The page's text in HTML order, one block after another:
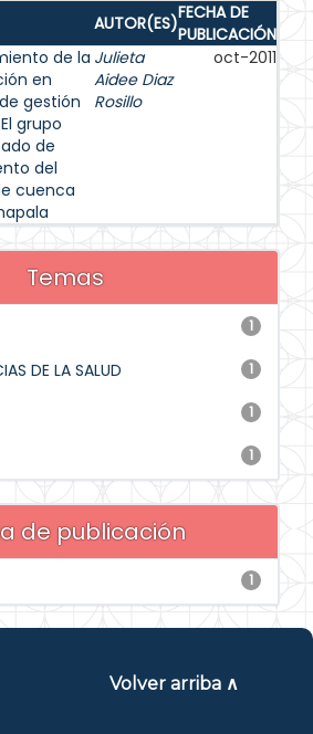
AUTOR(ES)FECHA DE
PUBLICACIÓN
de la
en
gestión
grupo
de
del
cuenca
Julieta
Aidee Diaz
Rosillo
oct-2011
Temas
1
1
DE LA SALUD
1
1
de publicación
1
Volver arriba ∧